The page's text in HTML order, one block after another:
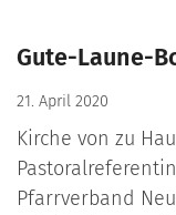
Gute-Laune-
21. April 2020
Kirche von zu
Pfarrverband